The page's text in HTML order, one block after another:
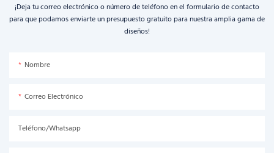
¡Deja tu correo electrónico o número de teléfono en el formulario de contacto
para que podamos enviarte un presupuesto gratuito para nuestra amplia gama de
diseños!
Nombre
Correo Electrónico
Teléfono/Whatsapp